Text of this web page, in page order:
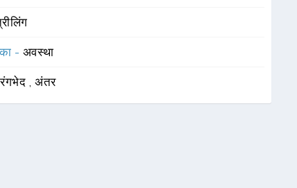
- अवस्था
रंगभेद ,अंतर